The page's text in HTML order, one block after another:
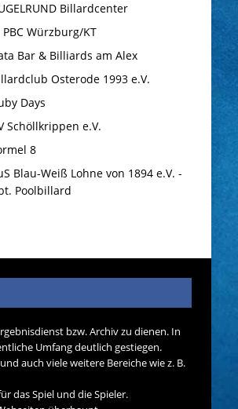
Billardcenter
PBC Würzburg/KT
Bar & Billiards am Alex
Osterode 1993 e.V.
Days
Schöllkrippen e.V.
8
Blau-Weiß Lohne von 1894 e.V. -
Poolbillard
bzw. Archiv zu dienen. In
Umfang deutlich gestiegen.
auch viele weitere Bereiche wie z. B.
das Spiel und die Spieler.